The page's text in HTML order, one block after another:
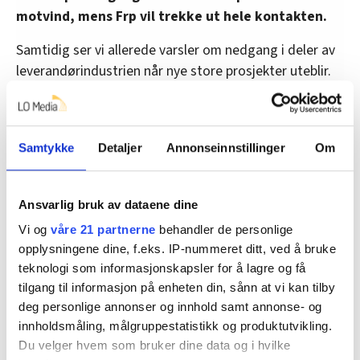
Samtykke Detaljer Annonseinnstillinger Om
Ansvarlig bruk av dataene dine
Vi og våre 21 partnerne behandler de personlige
opplysningene dine, f.eks. IP-nummeret ditt, ved å bruke
teknologi som informasjonskapsler for å lagre og få
tilgang til informasjon på enheten din, sånn at vi kan tilby
deg personlige annonser og innhold samt annonse- og
innholdsmåling, målgruppestatistikk og produktutvikling.
Du velger hvem som bruker dine data og i hvilke
motvind, mens Frp vil trekke ut hele kontakten.
Samtidig ser vi allerede varsler om nedgang i deler av
leverandørindustrien når nye store prosjekter uteblir.
Bedrifter varsler permitteringer og oppsigelser,
samtidig som eksportmarkedet og havvind trekkes
fram som helt avgjørende for å opprettholde aktivitet
framover.
Dette handler også om beredskap og kontroll over
framtidas energiproduksjon.
Norge trenger mer kraft, mer industri og flere
arbeidsplasser. Da må vi tørre å satse på teknologi og
næringer som kan gi aktivitet i tiårene framover.
Arbeidsfolk er lei av politikere som hopper fram og
tilbake etter vinden. Folk trenger trygghet for jobbene